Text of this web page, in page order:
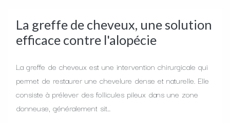
La greffe de cheveux, une solution
efficace contre l'alopécie
La greffe de cheveux est une intervention chirurgicale qui
permet de restaurer une chevelure dense et naturelle. Elle
consiste à prélever des follicules pileux dans une zone
donneuse, généralement sit...